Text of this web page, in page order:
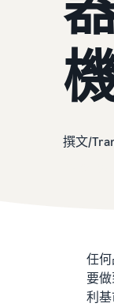
撰文/
任
要
利